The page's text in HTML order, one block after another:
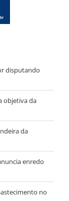
disputando
objetiva da
da
enredo
no